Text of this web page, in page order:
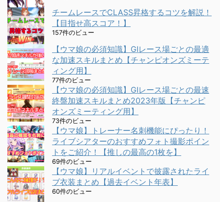
チームレースでCLASS昇格するコツを解説！
【目指せ高スコア！】
157件のビュー
【ウマ娘の必須知識】GⅠレース場ごとの最適
な加速スキルまとめ【チャンピオンズミーテ
ィング用】
77件のビュー
【ウマ娘の必須知識】GⅠレース場ごとの最速
終盤加速スキルまとめ2023年版【チャンピ
オンズミーティング用】
73件のビュー
【ウマ娘】トレーナー名刺機能にぴったり！
ライブシアターのおすすめフォト撮影ポイン
トをご紹介！【推しの最高の1枚を】
69件のビュー
【ウマ娘】リアルイベントで披露されたライ
ブ衣装まとめ【過去イベント年表】
60件のビュー